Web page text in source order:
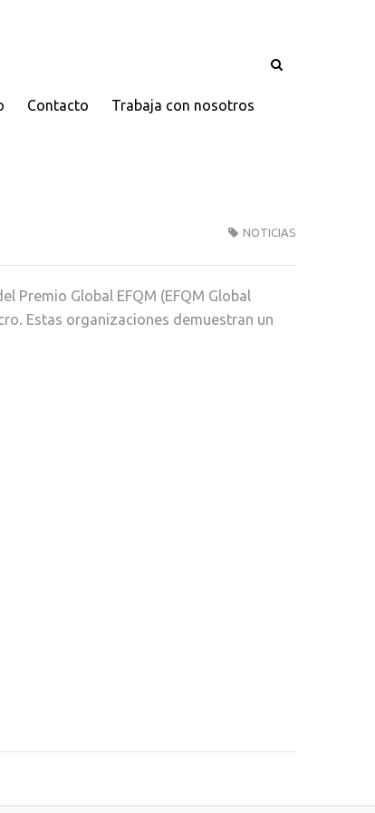
Contacto Trabaja con nosotros
NOTICIAS
Premio Global EFQM (EFQM Global
Estas organizaciones demuestran un